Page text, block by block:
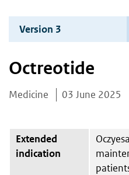
are
here:
Version 3
Octreotide
Medicine 03 June 2025
Extended
indication